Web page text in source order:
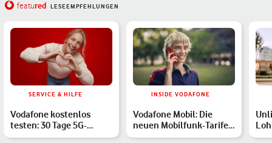
featured LESEEMPFEHLUNGEN
SERVICE & HILFE
Vodafone kostenlos
testen: 30 Tage 5G-
Mobilfunk mit Try for
INSIDE VODAFONE
Vodafone Mobil: Die
neuen Mobilfunk-Tarife
von Vodafone im